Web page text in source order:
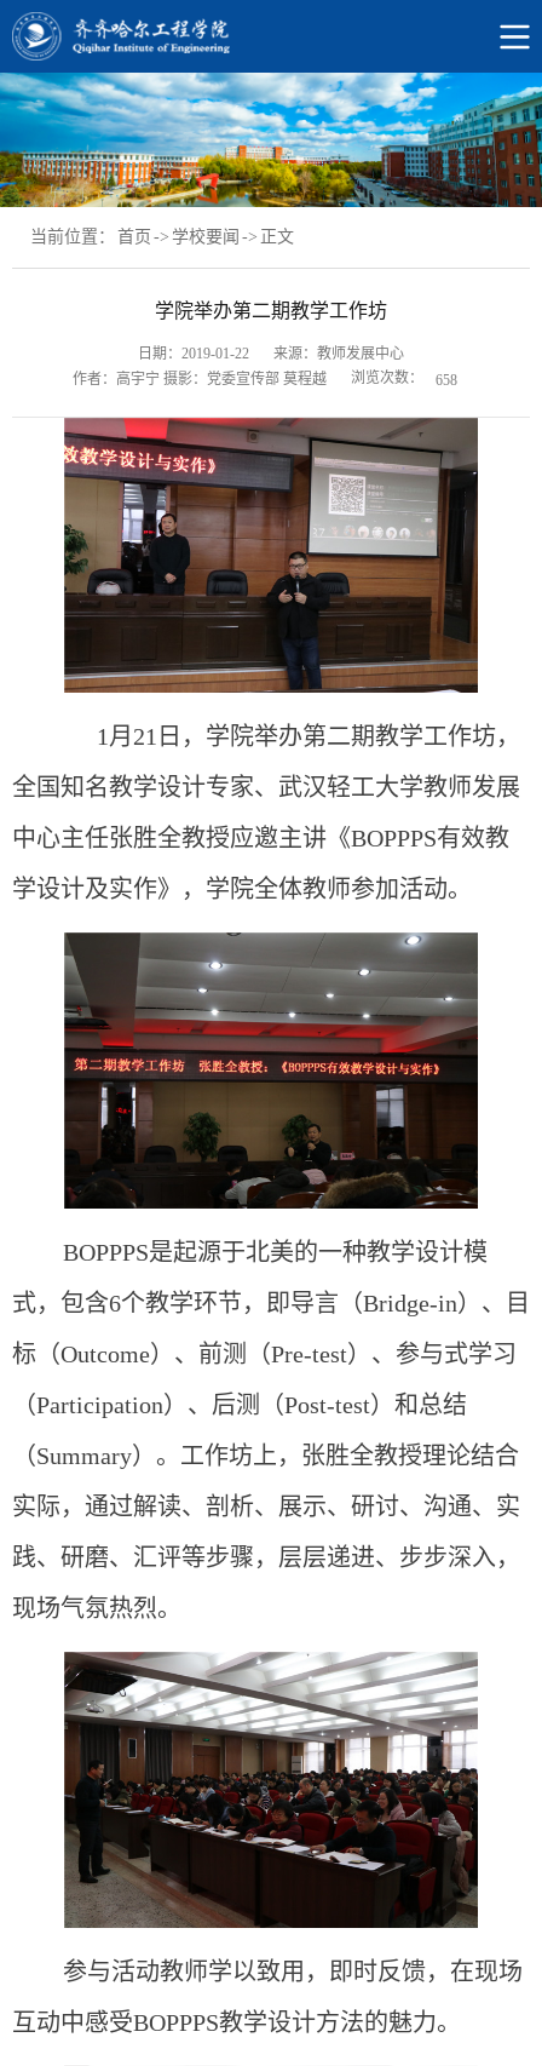
当前位置： 首页 -> 学校要闻 -> 正文
学院举办第二期教学工作坊
日期：2019-01-22
来源：教师发展中心
作者：高宇宁 摄影：党委宣传部 莫程越
浏览次数： 658
1月21日，学院举办第二期教学工作坊，
全国知名教学设计专家、武汉轻工大学教师发展
中心主任张胜全教授应邀主讲《BOPPPS有效教
学设计及实作》 ，学院全体教师参加活动。
BOPPPS是起源于北美的一种教学设计模
式，包含6个教学环节，即导言（Bridge-in）、目
标（Outcome）、前测（Pre-test）、参与式学习
（Participation）、后测（Post-test）和总结
（Summary）。工作坊上，张胜全教授理论结合
实际，通过解读、剖析、展示、研讨、沟通、实
践、研磨、汇评等步骤，层层递进、步步深入，
现场气氛热烈。
参与活动教师学以致用，即时反馈，在现场
互动中感受BOPPPS教学设计方法的魅力。